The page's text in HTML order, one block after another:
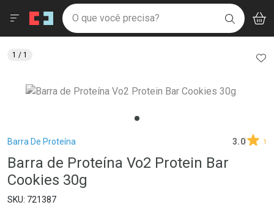
Drogaria São Paulo
Ir direto para a home
pela página
Ir direto para o conteúdo
Ir direto para a busca
Ir direto para a conta
Ir direto para a notificações
Ir direto para o carrinho
Faça a sua busca
O que você precisa? BUSCAR
Menu
Breadcrumb
Barra De Proteína 3.0 1
Barra de Proteína Vo2 Protein Bar
Cookies 30g
721387
1 / 1